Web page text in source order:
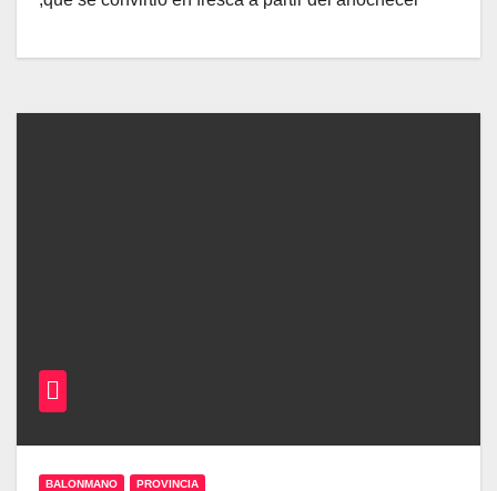
BALONMANO PROVINCIA